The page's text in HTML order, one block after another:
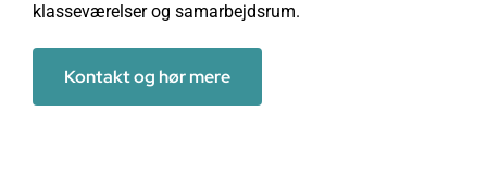
klasseværelser og samarbejdsrum.
Kontakt og hør mere